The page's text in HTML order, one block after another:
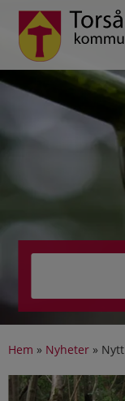
Hem » Nyheter »